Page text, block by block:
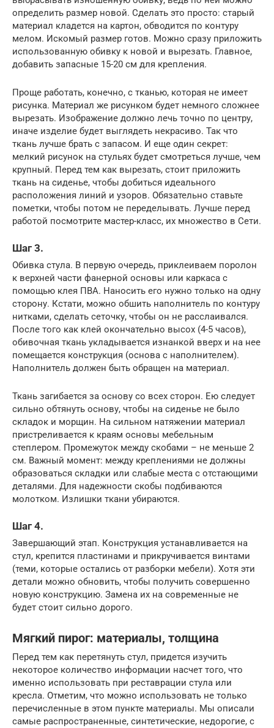
определить размер новой. Сделать это просто: старый
материал кладется на картон, обводится по контуру
мелом. Искомый размер готов. Можно сразу приложить
использованную обивку к новой и вырезать. Главное,
добавить запасные 15-20 см для крепления.
Проще работать, конечно, с тканью, которая не имеет
рисунка. Материал же рисунком будет немного сложнее
вырезать. Изображение должно лечь точно по центру,
иначе изделие будет выглядеть некрасиво. Так что
ткань лучше брать с запасом. И еще один секрет:
мелкий рисунок на стульях будет смотреться лучше, чем
крупный. Перед тем как вырезать, стоит приложить
ткань на сиденье, чтобы добиться идеального
расположения линий и узоров. Обязательно ставьте
пометки, чтобы потом не переделывать. Лучше перед
работой посмотрите мастер-класс, их множество в Сети.
Шаг 3.
Обивка стула. В первую очередь, приклеиваем поролон
к верхней части фанерной основы или каркаса с
помощью клея ПВА. Наносить его нужно только на одну
сторону. Кстати, можно обшить наполнитель по контуру
нитками, сделать сеточку, чтобы он не расслаивался.
После того как клей окончательно высох (4-5 часов),
обивочная ткань укладывается изнанкой вверх и на нее
помещается конструкция (основа с наполнителем).
Наполнитель должен быть обращен на материал.
Ткань загибается за основу со всех сторон. Ею следует
сильно обтянуть основу, чтобы на сиденье не было
складок и морщин. На сильном натяжении материал
пристреливается к краям основы мебельным
степлером. Промежуток между скобами – не меньше 2
см. Важный момент: между креплениями не должны
образоваться складки или слабые места с отстающими
деталями. Для надежности скобы подбиваются
молотком. Излишки ткани убираются.
Шаг 4.
Завершающий этап. Конструкция устанавливается на
стул, крепится пластинами и прикручивается винтами
(теми, которые остались от разборки мебели). Хотя эти
детали можно обновить, чтобы получить совершенно
новую конструкцию. Замена их на современные не
будет стоит сильно дорого.
Мягкий пирог: материалы, толщина
Перед тем как перетянуть стул, придется изучить
некоторое количество информации насчет того, что
именно использовать при реставрации стула или
кресла. Отметим, что можно использовать не только
перечисленные в этом пункте материалы. Мы описали
самые распространенные, синтетические, недорогие, с